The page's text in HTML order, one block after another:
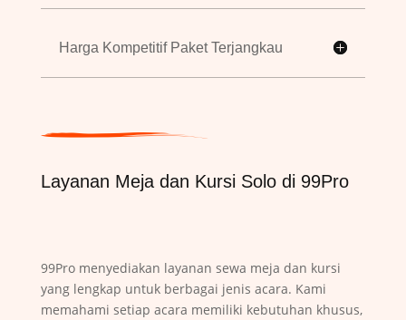
Harga Kompetitif Paket Terjangkau
Layanan Meja dan Kursi Solo di 99Pro
99Pro menyediakan layanan sewa meja dan kursi
yang lengkap untuk berbagai jenis acara. Kami
memahami setiap acara memiliki kebutuhan khusus,